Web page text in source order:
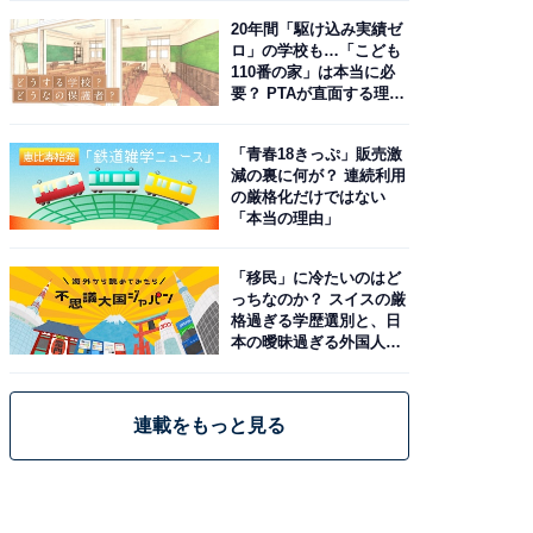
20年間「駆け込み実績ゼ
ロ」の学校も…「こども
110番の家」は本当に必
要？ PTAが直面する理想
「青春18きっぷ」販売激
減の裏に何が？ 連続利用
の厳格化だけではない
「本当の理由」
「移民」に冷たいのはど
っちなのか？ スイスの厳
格過ぎる学歴選別と、日
本の曖昧過ぎる外国人政
連載をもっと見る